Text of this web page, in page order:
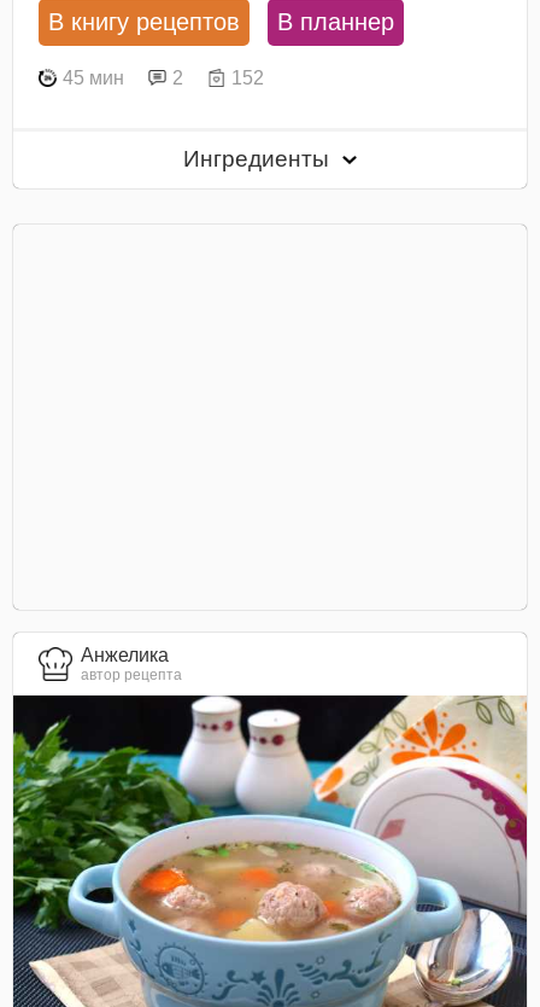
В книгу рецептов В планнер
45 мин 2 152
Ингредиенты
Анжелика
автор рецепта